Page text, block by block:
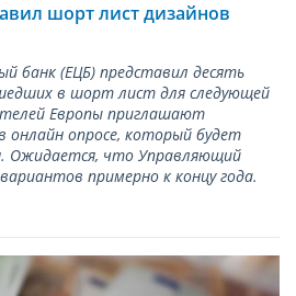
шорт лист дизайнов
банк (ЕЦБ) представил десять
в шорт лист для следующей
Европы приглашают
онлайн опросе, который будет
Ожидается, что Управляющий
примерно к концу года.